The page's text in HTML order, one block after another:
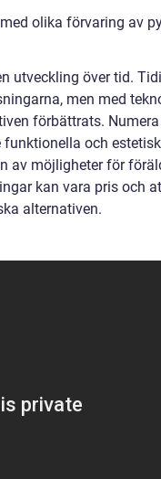
olika förvaring av
utveckling över tid.
men med
förbättrats. Numera
och
av möjligheter för
kan vara pris och
alternativen.